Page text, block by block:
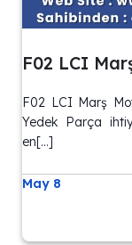
F02 LCI
F02 LCI Marş
Yedek Parça
en[…]
May 8